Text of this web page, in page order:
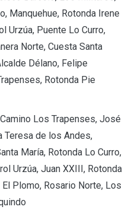
Manquehue, Rotonda Irene
Urzúa, Puente Lo Curro,
Norte, Cuesta Santa
Délano, Felipe
Rotonda Pie
Los Trapenses, José
Teresa de los Andes,
María, Rotonda Lo Curro,
Urzúa, Juan XXIII, Rotonda
El Plomo, Rosario Norte, Los